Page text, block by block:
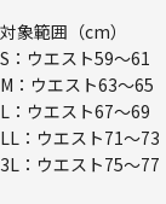
対象範囲（cm）
S：ウエスト59～61
M：ウエスト63～65
L：ウエスト67～69
LL：ウエスト71～73
3L：ウエスト75～77